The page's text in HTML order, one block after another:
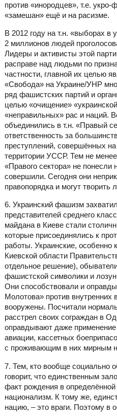
против «инородцев», т.е.
«замешан» ещё и на расизме.
В 2012 году на т.н. «выборах в
2 миллионов людей
Лидеры и активисты этой
расправе над людьми по
частности, главной их целью
«Свобода» на Украине/УНР
ряд фашистских партий и
целью «очищение»
«неправильных» рас и наций.
объединились в т.н. «Правый
ответственность за
преступлений, совершённых
территории УССР. Тем не
«Правого сектора» не понесли
совершили. Сегодня они
правопорядка и могут творить
6. Украинский фашизм
представителей среднего
майдана в Киеве стали
которые присоединялись к
работы. Украинские, особенно
Киевской области
отдельное решение),
фашистской символики и
Они способствовали и
Молотова» против
вооружены. Посчитали
расстрел своих сограждан в
оправдывают даже
авиации, кассетных
с проживающим в них мирным
7. Тем, кто вообще социально
говорит, что единственным
факт рождения в
национализм. К тому же,
нацию, – это враги. Поэтому в